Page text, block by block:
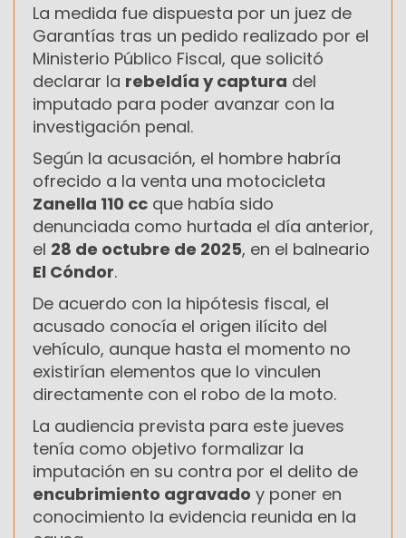
La medida fue dispuesta por un juez de
Garantías tras un pedido realizado por el
Ministerio Público Fiscal, que solicitó
declarar la rebeldía y captura del
imputado para poder avanzar con la
investigación penal.
Según la acusación, el hombre habría
ofrecido a la venta una motocicleta
Zanella 110 cc que había sido
denunciada como hurtada el día anterior,
el 28 de octubre de 2025, en el balneario
El Cóndor.
De acuerdo con la hipótesis fiscal, el
acusado conocía el origen ilícito del
vehículo, aunque hasta el momento no
existirían elementos que lo vinculen
directamente con el robo de la moto.
La audiencia prevista para este jueves
tenía como objetivo formalizar la
imputación en su contra por el delito de
encubrimiento agravado y poner en
conocimiento la evidencia reunida en la